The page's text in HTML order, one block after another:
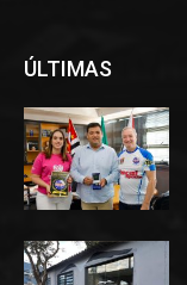
ÚLTIMAS